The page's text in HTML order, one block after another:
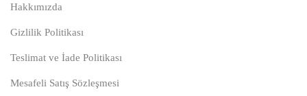
Hakkımızda
Gizlilik Politikası
Teslimat ve İade Politikası
Mesafeli Satış Sözleşmesi